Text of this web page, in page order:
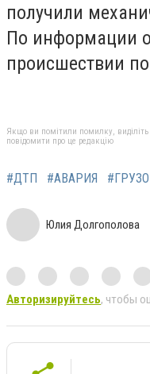
получили
По информации
происшествии
Якщо ви помітили помилку, виділіть
повідомити про це редакцію
#ДТП #АВАРИЯ
Юлия Долгополова
Авторизируйтесь, чтобы